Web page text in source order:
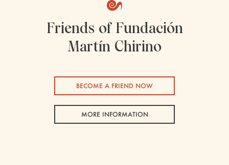
Friends of Fundación
Martín Chirino
BECOME A FRIEND NOW
MORE INFORMATION